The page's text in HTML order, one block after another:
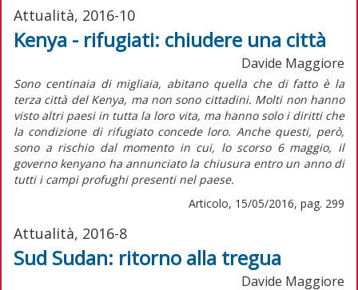
Attualità, 2016-10
Kenya - rifugiati: chiudere una città
Davide Maggiore
Sono centinaia di migliaia, abitano quella che di fatto è la
terza città del Kenya, ma non sono cittadini. Molti non hanno
visto altri paesi in tutta la loro vita, ma hanno solo i diritti che
la condizione di rifugiato concede loro. Anche questi, però,
sono a rischio dal momento in cui, lo scorso 6 maggio, il
governo kenyano ha annunciato la chiusura entro un anno di
tutti i campi profughi presenti nel paese.
Articolo, 15/05/2016, pag. 299
Attualità, 2016-8
Sud Sudan: ritorno alla tregua
Davide Maggiore